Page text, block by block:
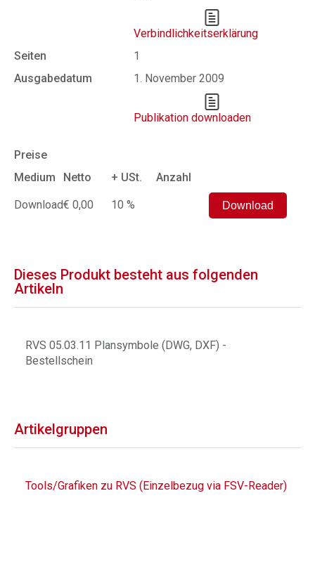
Verbindlichkeitserklärung
Seiten
1
Ausgabedatum
1. November 2009
Publikation downloaden
Preise
Medium
Netto + USt. Anzahl
Download€ 0,00 10 %
Dieses Produkt besteht aus folgenden
Artikeln
RVS 05.03.11 Plansymbole (DWG, DXF) -
Bestellschein
Artikelgruppen
Tools/Grafiken zu RVS (Einzelbezug via FSV-Reader)